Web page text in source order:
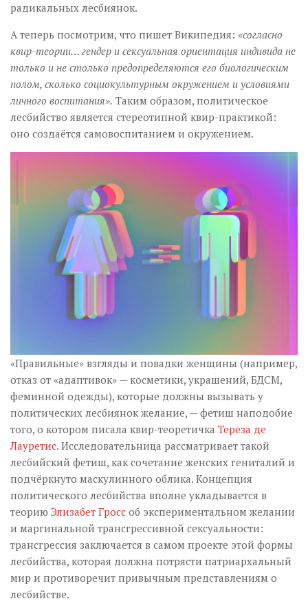
радикальных лесбиянок.
А теперь посмотрим, что пишет Википедия: «согласно
квир-теории… гендер и сексуальная ориентация индивида не
только и не столько предопределяются его биологическим
полом, сколько социокультурным окружением и условиями
личного воспитания». Таким образом, политическое
лесбийство является стереотипной квир-практикой:
оно создаётся самовоспитанием и окружением.
«Правильные» взгляды и повадки женщины (например,
отказ от «адаптивок» — косметики, украшений, БДСМ,
феминной одежды), которые должны вызывать у
политических лесбиянок желание, — фетиш наподобие
того, о котором писала квир-теоретичка Тереза де
Лауретис. Исследовательница рассматривает такой
лесбийский фетиш, как сочетание женских гениталий и
подчёркнуто маскулинного облика. Концепция
политического лесбийства вполне укладывается в
теорию Элизабет Гросс об экспериментальном желании
и маргинальной трансгрессивной сексуальности:
трансгрессия заключается в самом проекте этой формы
лесбийства, которая должна потрясти патриархальный
мир и противоречит привычным представлениям о
лесбийстве.